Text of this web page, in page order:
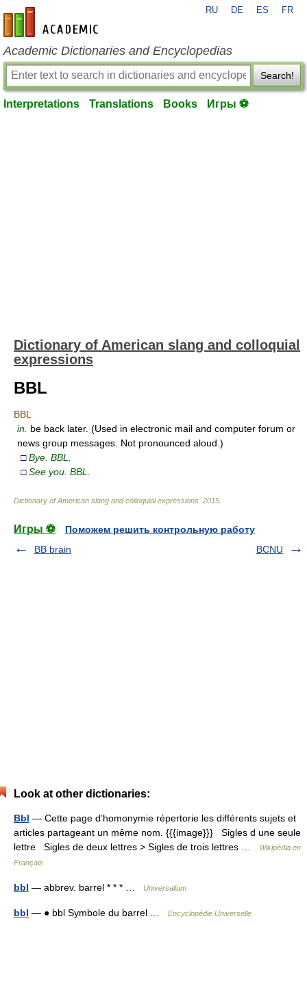
en-academic.com
RU DE ES FR
Academic Dictionaries and Encyclopedias
Search!
Interpretations Translations Books Игры ⚽
Dictionary of American slang and colloquial
expressions
BBL
BBL
in. be back later. (Used in electronic mail and computer forum or
news group messages. Not pronounced aloud.)
□ Bye. BBL.
□ See you. BBL.
Dictionary of American slang and colloquial expressions 2015
Игры ⚽
Поможем решить контрольную работу
BB brain
BCNU
Look at other dictionaries:
Bbl — Cette page d’homonymie répertorie les différents sujets et
articles partageant un même nom. {{{image}}} Sigles d une seule
lettre Sigles de deux lettres > Sigles de trois lettres …
Wikipédia en
Français
bbl — abbrev. barrel * * * … Universalium
bbl — ● bbl Symbole du barrel … Encyclopédie Universelle